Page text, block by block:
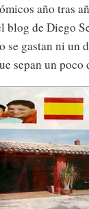
año tras
blog de Diego
se gastan ni un
sepan un poco